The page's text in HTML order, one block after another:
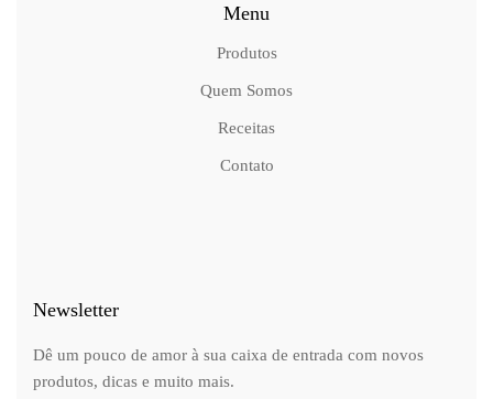
Menu
Produtos
Quem Somos
Receitas
Contato
Newsletter
Dê um pouco de amor à sua caixa de entrada com novos
produtos, dicas e muito mais.